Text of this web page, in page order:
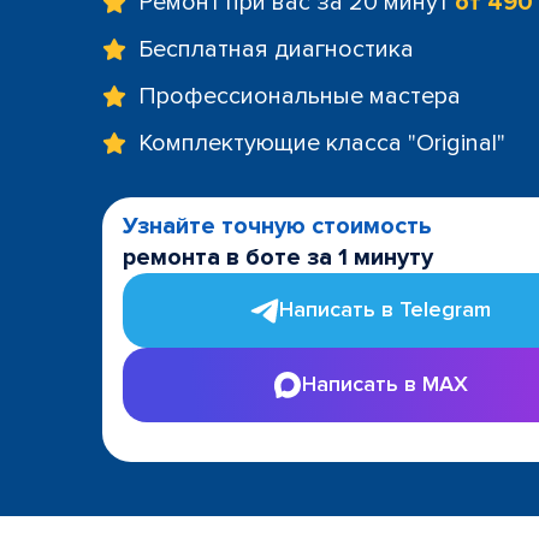
Бесплатная диагностика
Профессиональные мастера
Комплектующие класса "Original"
Узнайте точную стоимость
ремонта в боте за 1 минуту
Написать в Telegram
Написать в MAX